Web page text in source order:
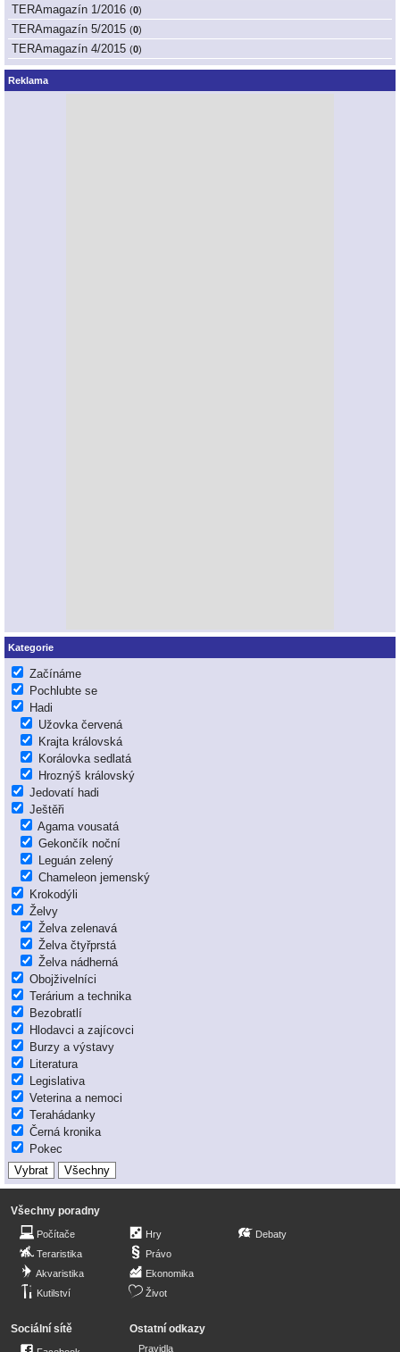
TERAmagazín 1/2016 (0)
TERAmagazín 5/2015 (0)
TERAmagazín 4/2015 (0)
Reklama
Kategorie
Začínáme
Pochlubte se
Hadi
Užovka červená
Krajta královská
Korálovka sedlatá
Hroznýš královský
Jedovatí hadi
Ještěři
Agama vousatá
Gekončík noční
Leguán zelený
Chameleon jemenský
Krokodýli
Želvy
Želva zelenavá
Želva čtyřprstá
Želva nádherná
Obojživelníci
Terárium a technika
Bezobratlí
Hlodavci a zajícovci
Burzy a výstavy
Literatura
Legislativa
Veterina a nemoci
Terahádanky
Černá kronika
Pokec
Všechny poradny
Počítače
Teraristika
Akvaristika
Kutilství
Hry
Právo
Ekonomika
Život
Debaty
Sociální sítě Ostatní odkazy
Pravidla